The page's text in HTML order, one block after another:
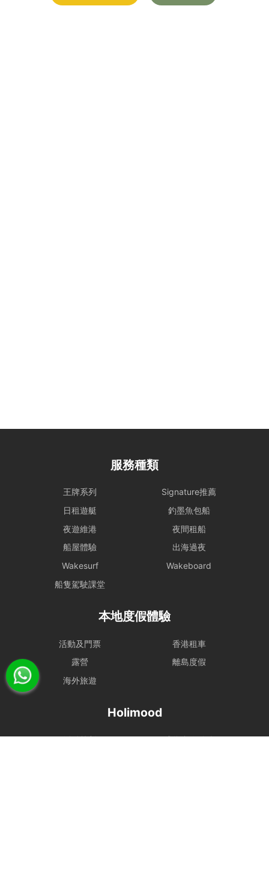
服務種類
王牌系列
Signature推薦
日租遊艇
釣墨魚包船
夜遊維港
夜間租船
船屋體驗
出海過夜
Wakesurf
Wakeboard
船隻駕駛課堂
本地度假體驗
活動及門票
香港租車
露營
離島度假
海外旅遊
Holimood
活動策劃
成為合作夥伴